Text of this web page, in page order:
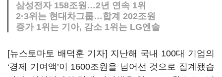
삼성전자 158조원…2년 연속 1위
2·3위는 현대차그룹…합계 202조원
증가 1위는 기아, 감소 1위는 LG엔솔
[뉴스토마토 배덕훈 기자] 지난해 국내 100대 기업의
‘경제 기여액’이 1600조원을 넘어선 것으로 집계됐습